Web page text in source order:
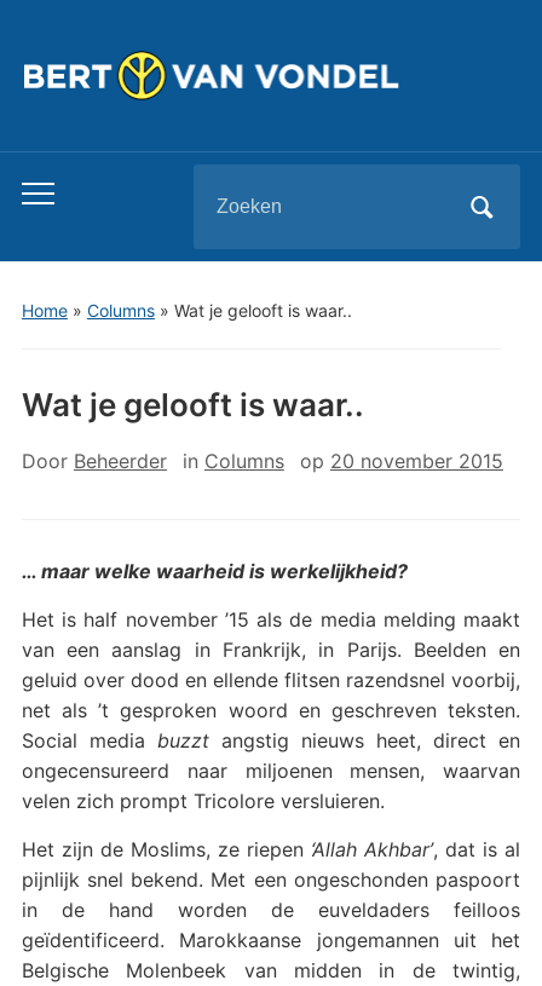
Toggle
menu
naar:
Home» Columns» Wat je gelooft is waar..
Wat je gelooft is waar..
Door Beheerder in Columns op 20 november 2015
… maar welke waarheid is werkelijkheid?
Het is half november ’15 als de media melding maakt
van een aanslag in Frankrijk, in Parijs. Beelden en
geluid over dood en ellende flitsen razendsnel voorbij,
net als ’t gesproken woord en geschreven teksten.
Social media buzztangstig nieuws heet, direct en
ongecensureerd naar miljoenen mensen, waarvan
velen zich prompt Tricolore versluieren.
Het zijn de Moslims, ze riepen ‘Allah Akhbar’, dat is al
pijnlijk snel bekend. Met een ongeschonden paspoort
in de hand worden de euveldaders feilloos
geïdentificeerd. Marokkaanse jongemannen uit het
Belgische Molenbeek van midden in de twintig,